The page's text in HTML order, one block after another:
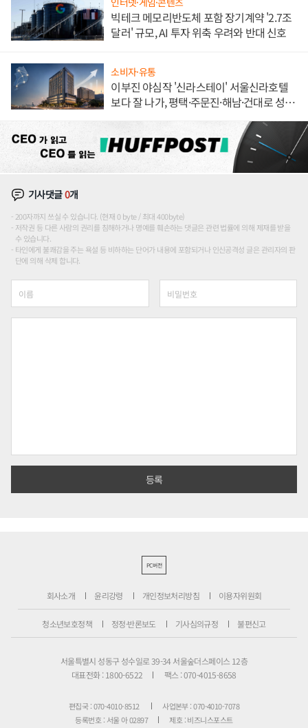
빅테크 메모리반도체 포함 장기계약 '2.7조
달러' 규모, AI 투자 위축 우려와 반대 신호
소비자·유통
이부진 야심작 '신라스테이' 서울신라호텔
보다 잘 나가, 평택·주문진·해남·건대로 성
기사댓글0개
200자까지 쓰실 수 있습니다. (현재 0 byte / 최대 400byte)
저작권 등 다른 사람의 권리를 침해하거나 명예를 훼손하는 댓글은 관련 법률에 의해 제재를 받을
수 있습니다.
타인에게 불쾌감을 주는 욕설 등 비하하는 단어가 내용에 포함되거나 인신공격성 글은 관리자의 판
단에 의해 삭제 합니다.
PC버전
회사소개 윤리강령 개인정보처리방침 이용자위원회
청소년보호정책 정정·반론보도 기사심의규정 불편신고
서울특별시 성동구 성수일로 39-34 서울숲더스페이스 12층
대표전화 : 1800-6522
팩스 : 070-4015-8658
편집국 : 070-4010-8512
사업본부 : 070-4010-7078
등록번호 : 서울 아 02897
제호 : 비즈니스포스트